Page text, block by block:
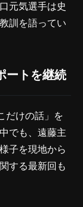
元気選手は史
訓を語ってい
ートを継続
だけの話」を
でも、遠藤主
子を現地から
する最新回も